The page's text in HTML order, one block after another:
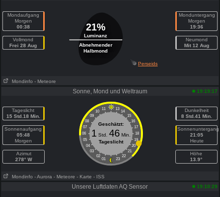
Mondaufgang
Morgen
00:38
Vollmond
Frei 28 Aug
21%
Luminanz
Abnehmender
Halbmond
Monduntergang
Morgen
19:36
Neumond
Mit 12 Aug
Perseids
Mondinfo - Meteore
Sonne, Mond und Weltraum 19:19:17
Tageslicht
15 Std.18 Min.
Sonnenaufgang
05:48
Morgen
Azimut
278° W
11 13
10
14
09
15
08
16
07
17
06
18
05
19
04
20
03
21
02
22
01 23
Geschätzt:
1 Std. 46Min.
Tageslicht
Dunkelheit
8 Std.41 Min.
Sonnenuntergang
21:05
Heute
Höhe
13.9°
Mondinfo - Aurora - Meteore - Karte - ISS
Unsere Luftdaten AQ Sensor 19:10:29